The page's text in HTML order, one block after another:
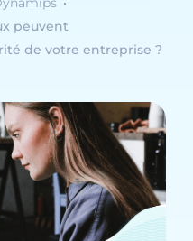
peuvent
de votre entreprise ?